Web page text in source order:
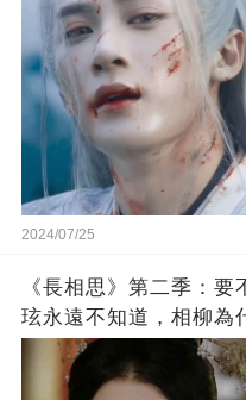
2024/07/25
《長相思》第二季：
玹永遠不知道，相柳為